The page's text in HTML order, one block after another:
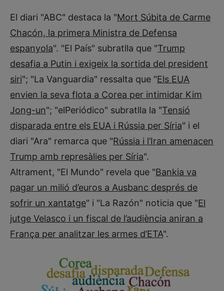
El diari "ABC" destaca la "Mort Súbita de Carme
Chacón, la primera Ministra de Defensa
espanyola". "El País" subratlla que "Trump
desafia a Putin i exigeix la sortida del president
siri"; "La Vanguardia" ressalta que "Els EUA
envien la seva flota a Corea per intimidar Kim
Jong-un"; "elPeriódico" subratlla la "Tensió
disparada entre els EUA i Rússia per Síria" i el
diari "Ara" remarca que "Rússia i l’Iran amenacen
Trump amb represàlies per Síria".
Altrament, "El Mundo" revela que "Bankia va
pagar un milió d’euros a Ausbanc després de
sofrir un xantatge" i "La Razón" noticia que "El
jutge Velasco i un fiscal de l’audiència aniran a
França per analitzar les armes d’ETA".